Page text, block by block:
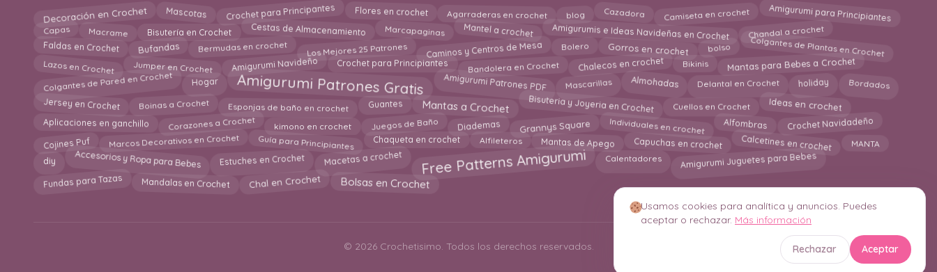
Decoración en Crochet Mascotas Crochet para Principantes Flores en crochet Agarraderas en crochet blog Cazadora Camiseta en crochet Amigurumi para Principiantes
Capas Macrame Bisutería en Crochet Cestas de Almacenamiento Marcapaginas Mantel a crochet Amigurumis e Ideas Navideñas en Crochet Chandal a crochet
Faldas en Crochet Bufandas Bermudas en crochet Los Mejores 25 Patrones Caminos y Centros de Mesa Bolero Gorros en crochet bolso Colgantes de Plantas en Crochet
Lazos en Crochet Jumper en Crochet Amigurumi Navideño Crochet para Principiantes Bandolera en Crochet Chalecos en crochet Bikinis Mantas para Bebes a Crochet
Colgantes de Pared en Crochet Hogar Amigurumi Patrones Gratis Amigurumi Patrones PDF Mascarillas Almohadas Delantal en Crochet holiday Bordados
Jersey en Crochet Boinas a Crochet Esponjas de baño en crochet Guantes Mantas a Crochet Bisuteria y Joyeria en Crochet Cuellos en Crochet Ideas en crochet
Aplicaciones en ganchillo Corazones a Crochet kimono en crochet Juegos de Baño Diademas Grannys Square Individuales en crochet Alfombras Crochet Navidadeño
Cojines Puf Marcos Decorativos en Crochet Guía para Principiantes Chaqueta en crochet Alfileteros Mantas de Apego Capuchas en crochet Calcetines en crochet MANTA
diy Accesorios y Ropa para Bebes Estuches en Crochet Macetas a crochet Free Patterns Amigurumi Calentadores Amigurumi Juguetes para Bebes
Fundas para Tazas Mandalas en Crochet Chal en Crochet Bolsas en Crochet
© 2026 Crochetisimo. Todos los derechos reservados.
Usamos cookies para analítica y anuncios. Puedes
aceptar o rechazar. Más información
Rechazar Aceptar